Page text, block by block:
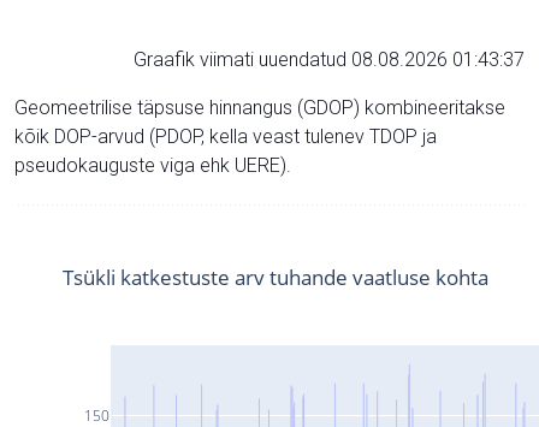
Graafik viimati uuendatud 08.08.2026 01:43:37
Geomeetrilise täpsuse hinnangus (GDOP) kombineeritakse
kõik DOP-arvud (PDOP, kella veast tulenev TDOP ja
pseudokauguste viga ehk UERE).
150
Tsükli katkestuste arv tuhande vaatluse kohta